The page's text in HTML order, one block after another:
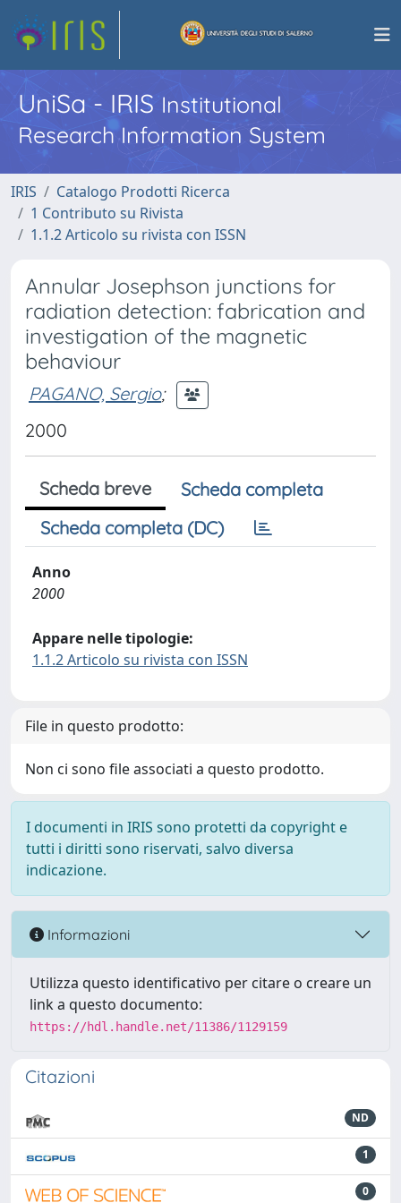
UniSa - IRISInstitutional
Research Information System
IRIS
Catalogo Prodotti Ricerca
1 Contributo su Rivista
1.1.2 Articolo su rivista con ISSN
Annular Josephson junctions for
radiation detection: fabrication and
investigation of the magnetic
behaviour
PAGANO, Sergio;
2000
Scheda breve
Scheda completa
Scheda completa (DC)
Anno
2000
Appare nelle tipologie:
1.1.2 Articolo su rivista con ISSN
File in questo prodotto:
Non ci sono file associati a questo prodotto.
I documenti in IRIS sono protetti da copyright e
tutti i diritti sono riservati, salvo diversa
indicazione.
Informazioni
Utilizza questo identificativo per citare o creare un
link a questo documento:
https://hdl.handle.net/11386/1129159
Citazioni
ND
1
0